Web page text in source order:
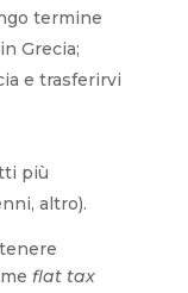
termine
Grecia;
e trasferirvi
più
altro).
flat tax